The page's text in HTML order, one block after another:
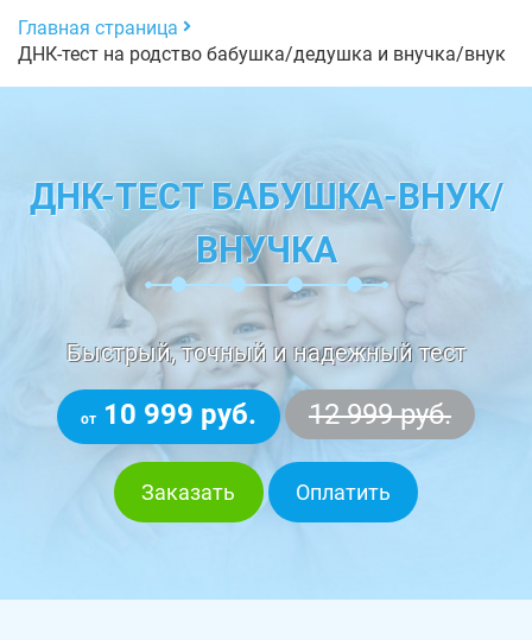
Главная страница
ДНК-тест на родство бабушка/дедушка и внучка/внук
ДНК-ТЕСТ БАБУШКА-ВНУК/
ВНУЧКА
Быстрый, точный и надежный тест
от 10 999 руб. 12 999 руб.
Заказать Оплатить